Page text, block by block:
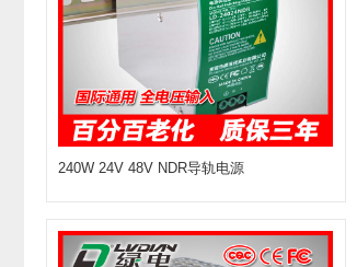
240W 24V 48V NDR导轨电源